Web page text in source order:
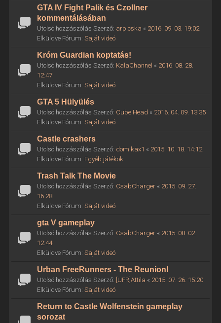
GTA IV Fight Palik és Czollner
kommentálásában
Utolsó hozzászólás Szerző: arpicska « 2016. 09. 03. 19:02
Elküldve Fórum: Saját videó
Króm Guardian koptatás!
Utolsó hozzászólás Szerző: KalaChannel « 2016. 08. 28.
12:47
Elküldve Fórum: Saját videó
GTA 5 Hülyülés
Utolsó hozzászólás Szerző: Cube Head « 2016. 04. 09. 13:35
Elküldve Fórum: Saját videó
Castle crashers
Utolsó hozzászólás Szerző: domikax1 « 2015. 10. 18. 14:12
Elküldve Fórum: Egyéb játékok
Trash Talk The Movie
Utolsó hozzászólás Szerző: CsabCharger« 2015. 09. 27.
16:28
Elküldve Fórum: Saját videó
gta V gameplay
Utolsó hozzászólás Szerző: CsabCharger« 2015. 08. 02.
12:44
Elküldve Fórum: Saját videó
Urban FreeRunners - The Reunion!
Utolsó hozzászólás Szerző: [UFR]Attila « 2015. 07. 26. 15:20
Elküldve Fórum: Saját videó
Return to Castle Wolfenstein gameplay
sorozat